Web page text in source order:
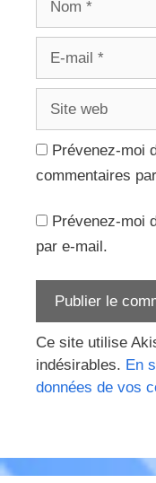
Prévenez-moi
commentaires
Prévenez-moi
par e-mail.
Ce site utilise
indésirables. En
données de vos